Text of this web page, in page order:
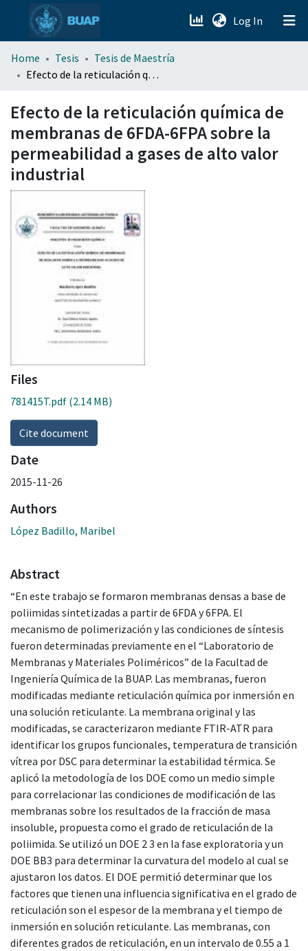
Log In (current)
menu.section.about_menu
Home Tesis
Tesis de Maestría
Efecto de la reticulación química de membranas de 6FDA-6FPA sobre la permeabilidad a gases de alto valor industrial
Efecto de la reticulación química de
membranas de 6FDA-6FPA sobre la
permeabilidad a gases de alto valor
industrial
Files
781415T.pdf (2.14 MB)
Cite document
Date
2015-11-26
Authors
López Badillo, Maribel
Abstract
“En este trabajo se formaron membranas densas a base de
poliimidas sintetizadas a partir de 6FDA y 6FPA. El
mecanismo de polimerización y las condiciones de síntesis
fueron determinadas previamente en el “Laboratorio de
Membranas y Materiales Poliméricos” de la Facultad de
Ingeniería Química de la BUAP. Las membranas, fueron
modificadas mediante reticulación química por inmersión en
una solución reticulante. La membrana original y las
modificadas, se caracterizaron mediante FTIR-ATR para
identificar los grupos funcionales, temperatura de transición
vítrea por DSC para determinar la estabilidad térmica. Se
aplicó la metodología de los DOE como un medio simple
para correlacionar las condiciones de modificación de las
membranas sobre los resultados de la fracción de masa
insoluble, propuesta como el grado de reticulación de la
poliimida. Se utilizó un DOE 2 3 en la fase exploratoria y un
DOE BB3 para determinar la curvatura del modelo al cual se
ajustaron los datos. El DOE permitió determinar que los
factores que tienen una influencia significativa en el grado de
reticulación son el espesor de la membrana y el tiempo de
inmersión en solución reticulante. Las membranas, con
diferentes grados de reticulación, en un intervalo de 0.55 a 1